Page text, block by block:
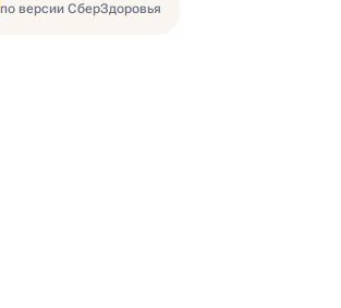
по версии СберЗдоровья